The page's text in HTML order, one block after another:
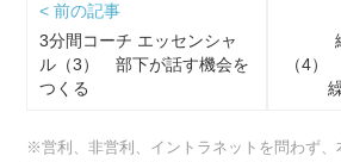
< 前の記事
3分間コーチ エッセンシャ
ル（3） 部下が話す機会を
つくる
（4
※営利、非営利、イントラネットを問わず、